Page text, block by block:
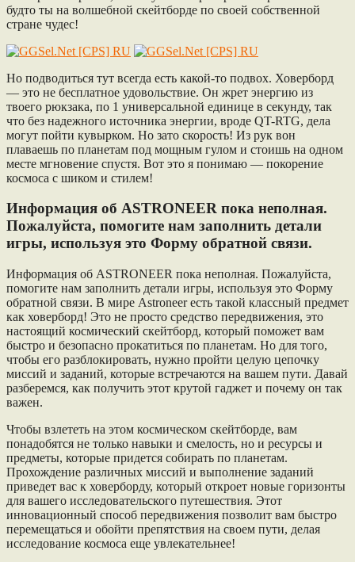
будто ты на волшебной скейтборде по своей собственной
стране чудес!
Но подводиться тут всегда есть какой-то подвох. Ховерборд
— это не бесплатное удовольствие. Он жрет энергию из
твоего рюкзака, по 1 универсальной единице в секунду, так
что без надежного источника энергии, вроде QT-RTG, дела
могут пойти кувырком. Но зато скорость! Из рук вон
плаваешь по планетам под мощным гулом и стоишь на одном
месте мгновение спустя. Вот это я понимаю — покорение
космоса с шиком и стилем!
Информация об ASTRONEER пока неполная.
Пожалуйста, помогите нам заполнить детали
игры, используя это Форму обратной связи.
Информация об ASTRONEER пока неполная. Пожалуйста,
помогите нам заполнить детали игры, используя это Форму
обратной связи. В мире Astroneer есть такой классный предмет
как ховерборд! Это не просто средство передвижения, это
настоящий космический скейтборд, который поможет вам
быстро и безопасно прокатиться по планетам. Но для того,
чтобы его разблокировать, нужно пройти целую цепочку
миссий и заданий, которые встречаются на вашем пути. Давай
разберемся, как получить этот крутой гаджет и почему он так
важен.
Чтобы взлететь на этом космическом скейтборде, вам
понадобятся не только навыки и смелость, но и ресурсы и
предметы, которые придется собирать по планетам.
Прохождение различных миссий и выполнение заданий
приведет вас к ховерборду, который откроет новые горизонты
для вашего исследовательского путешествия. Этот
инновационный способ передвижения позволит вам быстро
перемещаться и обойти препятствия на своем пути, делая
исследование космоса еще увлекательнее!